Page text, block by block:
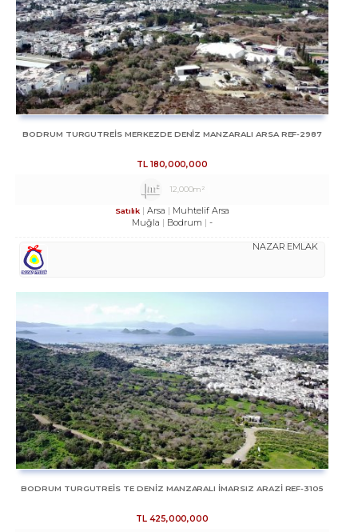
BODRUM TURGUTREİS MERKEZDE DENİZ MANZARALI ARSA REF-2987
TL180,000,000
12,000m²
Satılık Arsa
Muhtelif Arsa
Muğla
Bodrum -
NAZAR EMLAK
BODRUM TURGUTREİS TE DENİZ MANZARALI İMARSIZ ARAZİ REF-3105
TL425,000,000